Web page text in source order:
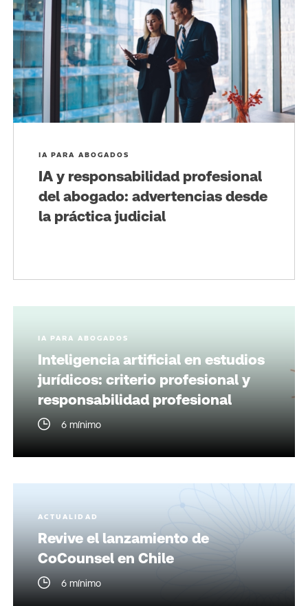
IA PARA ABOGADOS
IA y responsabilidad profesional
del abogado: advertencias desde
la práctica judicial
IA PARA ABOGADOS
Inteligencia artificial en estudios
jurídicos: criterio profesional y
responsabilidad profesional
6 mínimo
ACTUALIDAD
Revive el lanzamiento de
CoCounsel en Chile
6 mínimo